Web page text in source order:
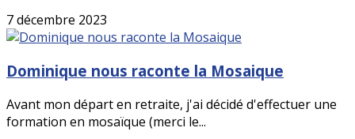
7 décembre 2023
Dominique nous raconte la Mosaique
Avant mon départ en retraite, j'ai décidé d'effectuer une
formation en mosaïque (merci le...